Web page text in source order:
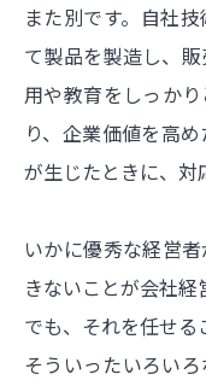
また別です。自社
て製品を製造し、
用や教育をしっか
り、企業価値を高
が生じたときに、対
いかに優秀な経営
きないことが会社経
でも、それを任せる
そういったいろい